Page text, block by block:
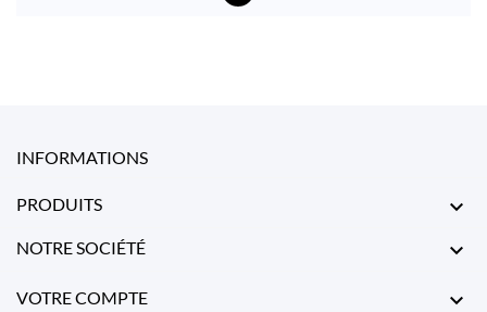
INFORMATIONS
PRODUITS 
NOTRE SOCIÉTÉ 
VOTRE COMPTE 